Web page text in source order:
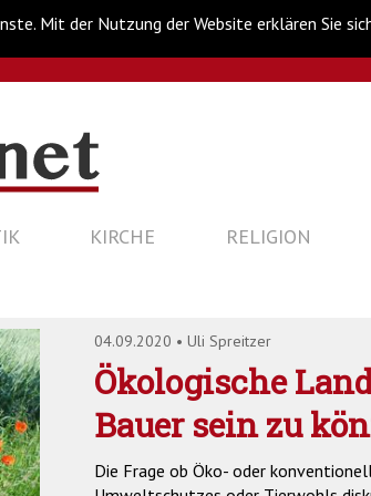
Mit der Nutzung der Website erklären Sie
KIRCHE RELIGION
04.09.2020 •Uli Spreitzer
Ökologische
Bauer sein zu
Die Frage ob Öko- oder